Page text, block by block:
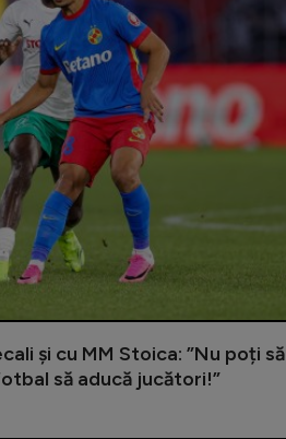
și cu MM Stoica: ”Nu poți să
să aducă jucători!”